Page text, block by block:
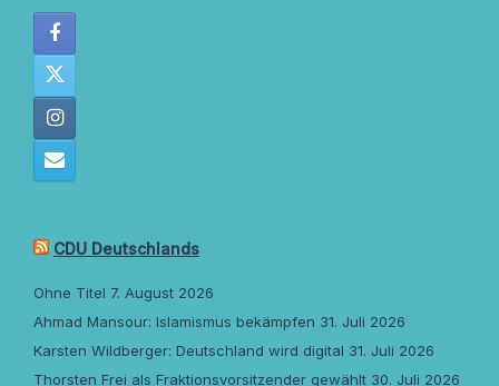
CDU Deutschlands
Ohne Titel 7. August 2026
Ahmad Mansour: Islamismus bekämpfen 31. Juli 2026
Karsten Wildberger: Deutschland wird digital 31. Juli 2026
Thorsten Frei als Fraktionsvorsitzender gewählt 30. Juli 2026